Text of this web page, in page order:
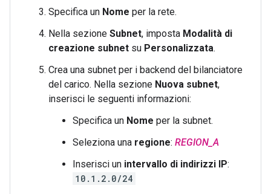
Specifica un Nome per la rete.
Nella sezione Subnet, imposta Modalità di
creazione subnet su Personalizzata.
Crea una subnet per i backend del bilanciatore
del carico. Nella sezione Nuova subnet,
inserisci le seguenti informazioni:
Specifica un Nome per la subnet.
Seleziona una regione: REGION_A
Inserisci un intervallo di indirizzi IP:
10.1.2.0/24